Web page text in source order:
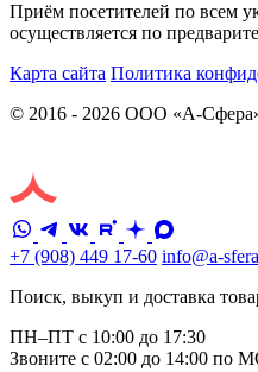
Приём посетителей по всем
осуществляется по
Карта сайта Политика
© 2016 - 2026 ООО «А-
+7 (908) 449 17-60 info@a-
Поиск, выкуп и доставка
ПН–ПТ с 10:00 до 17:30
Звоните с 02:00 до 14:00 по